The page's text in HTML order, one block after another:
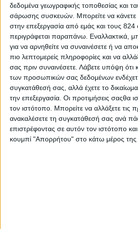
δεδομένα γεωγραφικής τοποθεσίας και
σάρωσης συσκευών. Μπορείτε να κάνετε
στην επεξεργασία από εμάς και τους
περιγράφεται παραπάνω. Εναλλακτικά,
για να αρνηθείτε να συναινέσετε ή να
πιο λεπτομερείς πληροφορίες και να
σας πριν συναινέσετε. Λάβετε υπόψη ότι
των προσωπικών σας δεδομένων
συγκατάθεσή σας, αλλά έχετε το
την επεξεργασία. Οι προτιμήσεις σαςθα
τον ιστότοπο. Μπορείτε να αλλάξετε τις
ανακαλέσετε τη συγκατάθεσή σας ανά
επιστρέφοντας σε αυτόν τον ιστότοπο
κουμπί "Απορρήτου" στο κάτω μέρος της
Υγεία,
18 ΜΑΙ
17 ΑΠΡ